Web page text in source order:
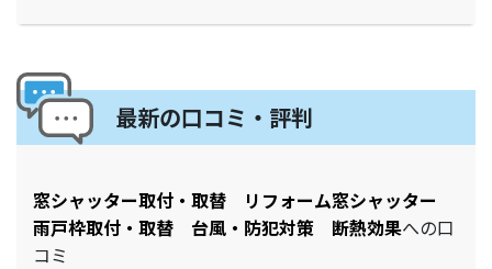
最新の口コミ・評判
窓シャッター取付・取替 リフォーム窓シャッター
雨戸枠取付・取替 台風・防犯対策 断熱効果への口
コミ